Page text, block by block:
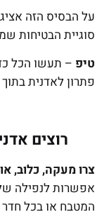
על הבסיס הזה
סוגיית הבטיחות
טיפ – תעשו הכל
פתרון לאדנית
רוצים
צרו מעקה, כלוב,
אפשרות לנפילה
המטבח או בכל חדר